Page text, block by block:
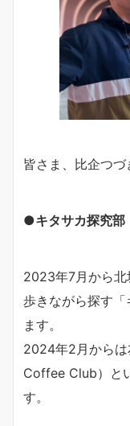
皆さま、比企つづ
●キタサカ探究部
2023年7月から北
歩きながら探す
ます。
2024年2月から
Coffee Club）と
す。